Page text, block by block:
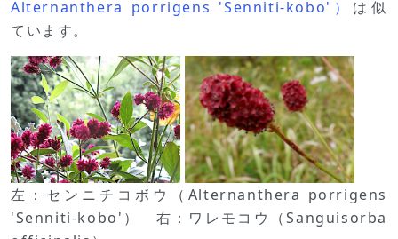
Alternanthera porrigens 'Senniti-kobo'） は似
ています。
左：センニチコボウ（Alternanthera porrigens
'Senniti-kobo'） 右：ワレモコウ（Sanguisorba